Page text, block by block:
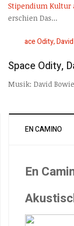
Stipendium Kultur
erschien Das...
Space Odity,
Musik: David
EN CAMINO
En